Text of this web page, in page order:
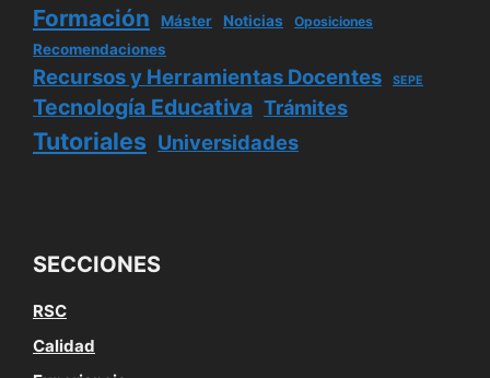
Formación Máster Noticias Oposiciones
Recomendaciones
Recursos y Herramientas Docentes SEPE
Tecnología Educativa Trámites
Tutoriales Universidades
SECCIONES
RSC
Calidad